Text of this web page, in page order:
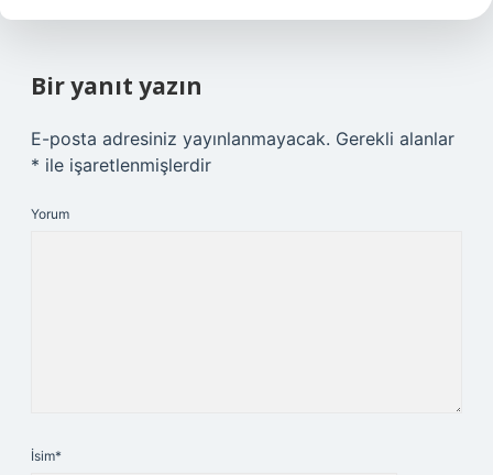
Bir yanıt yazın
E-posta adresiniz yayınlanmayacak. Gerekli alanlar
* ile işaretlenmişlerdir
Yorum
İsim*